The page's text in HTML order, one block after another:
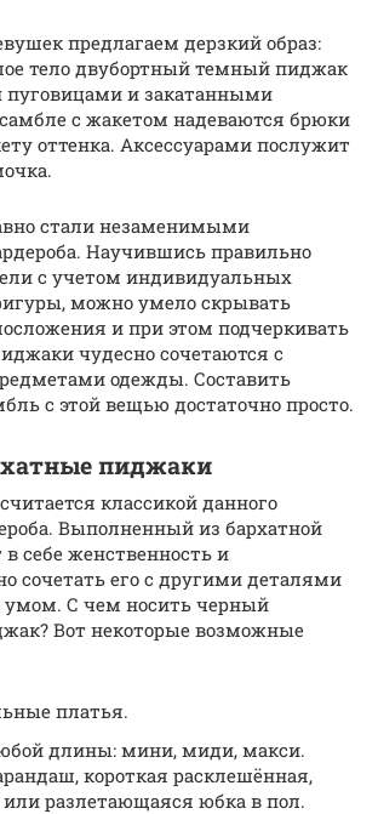
предлагаем дерзкий образ:
тело двубортный темный пиджак
пуговицами и закатанными
с жакетом надеваются брюки
оттенка. Аксессуарами послужит
стали незаменимыми
Научившись правильно
с учетом индивидуальных
можно умело скрывать
и при этом подчеркивать
чудесно сочетаются с
одежды. Составить
с этой вещью достаточно просто.
пиджаки
классикой данного
Выполненный из бархатной
в себе женственность и
сочетать его с другими деталями
умом. С чем носить черный
Вот некоторые возможные
платья.
длины: мини, миди, макси.
короткая расклешённая,
разлетающаяся юбка в пол.